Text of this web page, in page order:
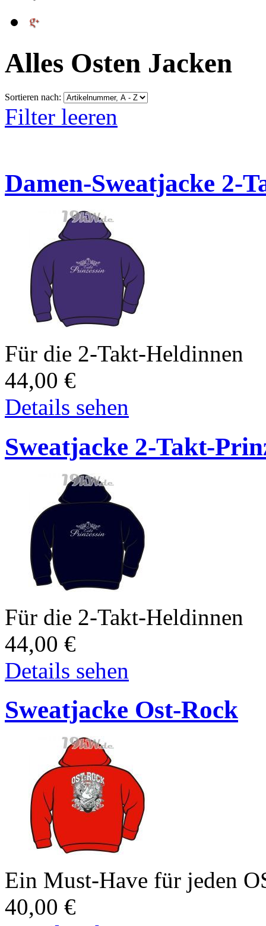
Alles Osten Jacken
Sortieren nach:
Filter leeren
Damen-Sweatjacke 2-
Für die 2-Takt-Heldinnen
44,00 €
Details sehen
Sweatjacke 2-Takt-
Für die 2-Takt-Heldinnen
44,00 €
Details sehen
Sweatjacke Ost-Rock
Ein Must-Have für jeden
40,00 €